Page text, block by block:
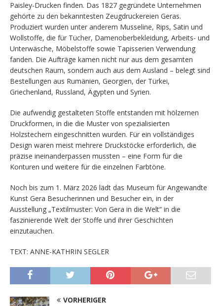
Paisley-Drucken finden. Das 1827 gegründete Unternehmen
gehörte zu den bekanntesten Zeugdruckereien Geras.
Produziert wurden unter anderem Musseline, Rips, Satin und
Wollstoffe, die für Tücher, Damenoberbekleidung, Arbeits- und
Unterwäsche, Möbelstoffe sowie Tapisserien Verwendung
fanden. Die Aufträge kamen nicht nur aus dem gesamten
deutschen Raum, sondern auch aus dem Ausland – belegt sind
Bestellungen aus Rumänien, Georgien, der Türkei,
Griechenland, Russland, Ägypten und Syrien.
Die aufwendig gestalteten Stoffe entstanden mit hölzernen
Druckformen, in die die Muster von spezialisierten
Holzstechern eingeschnitten wurden. Für ein vollständiges
Design waren meist mehrere Druckstöcke erforderlich, die
präzise ineinanderpassen mussten – eine Form für die
Konturen und weitere für die einzelnen Farbtöne.
Noch bis zum 1. März 2026 lädt das Museum für Angewandte
Kunst Gera Besucherinnen und Besucher ein, in der
Ausstellung „Textilmuster: Von Gera in die Welt“ in die
faszinierende Welt der Stoffe und ihrer Geschichten
einzutauchen.
TEXT: ANNE-KATHRIN SEGLER
VORHERIGER